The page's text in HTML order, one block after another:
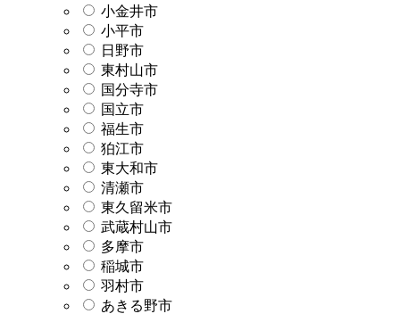
小金井市
小平市
日野市
東村山市
国分寺市
国立市
福生市
狛江市
東大和市
清瀬市
東久留米市
武蔵村山市
多摩市
稲城市
羽村市
あきる野市